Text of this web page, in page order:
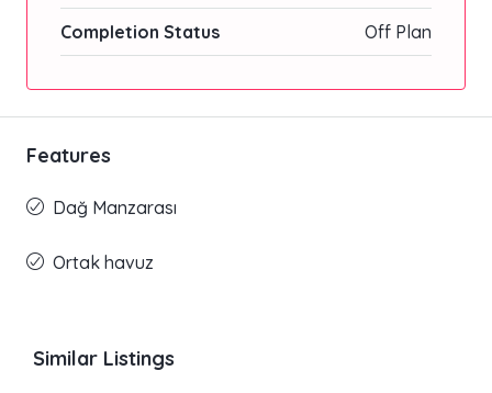
Completion Status Off Plan
Features
Dağ Manzarası
Ortak havuz
Similar Listings